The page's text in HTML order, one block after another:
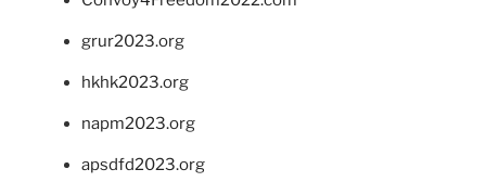
grur2023.org
hkhk2023.org
napm2023.org
apsdfd2023.org